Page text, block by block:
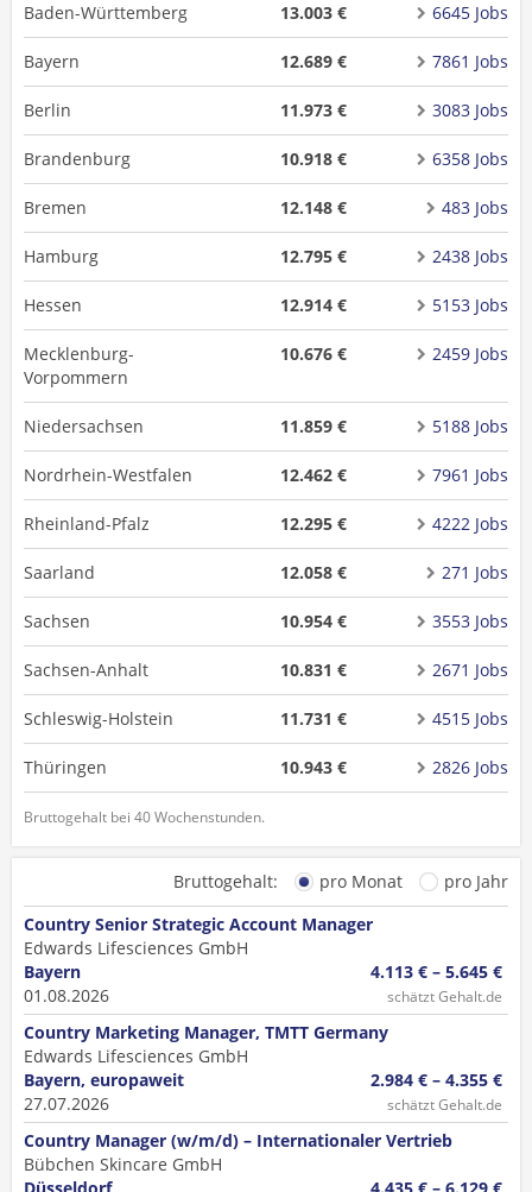
Baden-Württemberg 13.003 € 6645 Jobs
Bayern 12.689 € 7861 Jobs
Berlin 11.973 € 3083 Jobs
Brandenburg 10.918 € 6358 Jobs
Bremen 12.148 € 483 Jobs
Hamburg 12.795 € 2438 Jobs
Hessen 12.914 € 5153 Jobs
Mecklenburg-
Vorpommern
10.676 € 2459 Jobs
Niedersachsen 11.859 € 5188 Jobs
Nordrhein-Westfalen 12.462 € 7961 Jobs
Rheinland-Pfalz 12.295 € 4222 Jobs
Saarland 12.058 € 271 Jobs
Sachsen 10.954 € 3553 Jobs
Sachsen-Anhalt 10.831 € 2671 Jobs
Schleswig-Holstein 11.731 € 4515 Jobs
Thüringen 10.943 € 2826 Jobs
Bruttogehalt bei 40 Wochenstunden.
Bruttogehalt: pro Monat
pro Jahr
Country Senior Strategic Account Manager
Edwards Lifesciences GmbH
Bayern
01.08.2026
4.113 € – 5.645 €
schätzt Gehalt.de
Country Marketing Manager, TMTT Germany
Edwards Lifesciences GmbH
Bayern, europaweit
27.07.2026
2.984 € – 4.355 €
schätzt Gehalt.de
Country Manager (w/m/d) – Internationaler Vertrieb
Bübchen Skincare GmbH